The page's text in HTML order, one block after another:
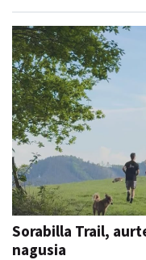
Sorabilla Trail,
nagusia